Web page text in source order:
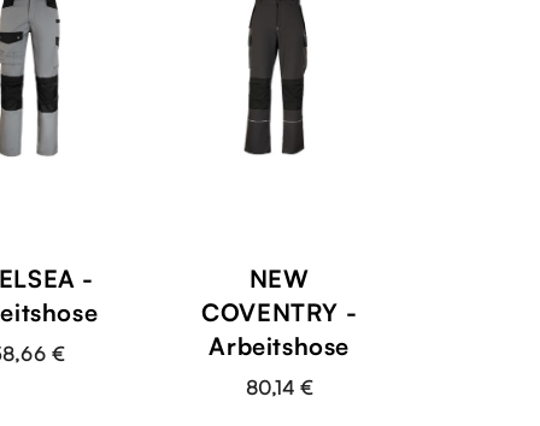
-
€
NEW
COVENTRY -
Arbeitshose
80,14 €